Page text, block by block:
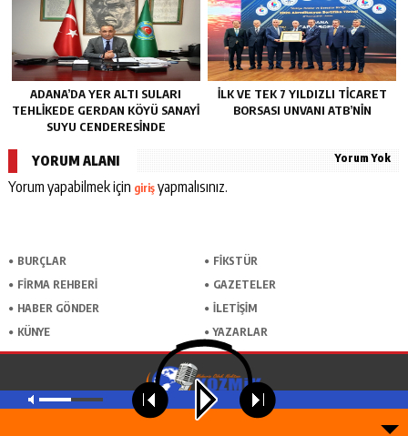
ADANA’DA YER ALTI SULARI
TEHLİKEDE GERDAN KÖYÜ SANAYİ
SUYU CENDERESİNDE
İLK VE TEK 7 YILDIZLI TİCARET
BORSASI UNVANI ATB’NİN
YORUM ALANI Yorum Yok
Yorum yapabilmek için girişyapmalısınız.
BURÇLAR
FİKSTÜR
FİRMA REHBERİ
GAZETELER
HABER GÖNDER
İLETİŞİM
KÜNYE
YAZARLAR
MASAÜSTÜ GÖRÜNÜME GEÇ